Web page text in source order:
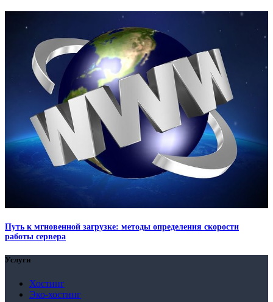
Путь к мгновенной загрузке: методы определения скорости
работы сервера
Услуги
Хостинг
Эко-хостинг